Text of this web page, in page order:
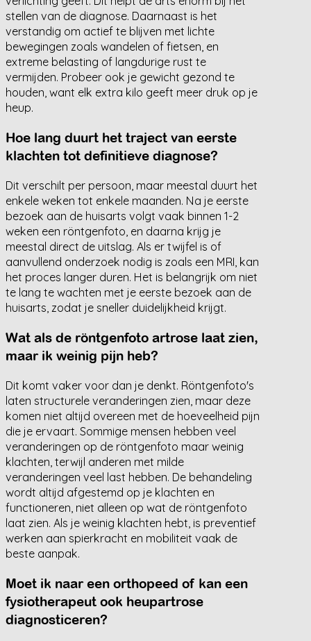
stellen van de diagnose. Daarnaast is het
verstandig om actief te blijven met lichte
bewegingen zoals wandelen of fietsen, en
extreme belasting of langdurige rust te
vermijden. Probeer ook je gewicht gezond te
houden, want elk extra kilo geeft meer druk op je
heup.
Hoe lang duurt het traject van eerste
klachten tot definitieve diagnose?
Dit verschilt per persoon, maar meestal duurt het
enkele weken tot enkele maanden. Na je eerste
bezoek aan de huisarts volgt vaak binnen 1-2
weken een röntgenfoto, en daarna krijg je
meestal direct de uitslag. Als er twijfel is of
aanvullend onderzoek nodig is zoals een MRI, kan
het proces langer duren. Het is belangrijk om niet
te lang te wachten met je eerste bezoek aan de
huisarts, zodat je sneller duidelijkheid krijgt.
Wat als de röntgenfoto artrose laat zien,
maar ik weinig pijn heb?
Dit komt vaker voor dan je denkt. Röntgenfoto's
laten structurele veranderingen zien, maar deze
komen niet altijd overeen met de hoeveelheid pijn
die je ervaart. Sommige mensen hebben veel
veranderingen op de röntgenfoto maar weinig
klachten, terwijl anderen met milde
veranderingen veel last hebben. De behandeling
wordt altijd afgestemd op je klachten en
functioneren, niet alleen op wat de röntgenfoto
laat zien. Als je weinig klachten hebt, is preventief
werken aan spierkracht en mobiliteit vaak de
beste aanpak.
Moet ik naar een orthopeed of kan een
fysiotherapeut ook heupartrose
diagnosticeren?